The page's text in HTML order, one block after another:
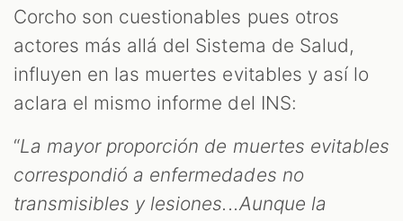
Corcho son cuestionables pues otros
actores más allá del Sistema de Salud,
influyen en las muertes evitables y así lo
aclara el mismo informe del INS:
“La mayor proporción de muertes evitables
correspondió a enfermedades no
transmisibles y lesiones...Aunque la